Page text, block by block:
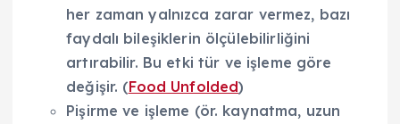
her zaman yalnızca zarar vermez, bazı
faydalı bileşiklerin ölçülebilirliğini
artırabilir. Bu etki tür ve işleme göre
değişir. (Food Unfolded)
Pişirme ve işleme (ör. kaynatma, uzun